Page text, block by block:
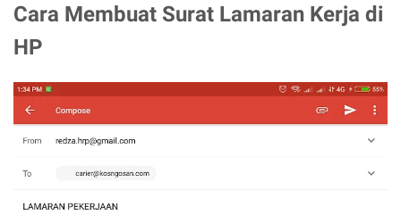
Cara Membuat Surat Lamaran Kerja di
HP